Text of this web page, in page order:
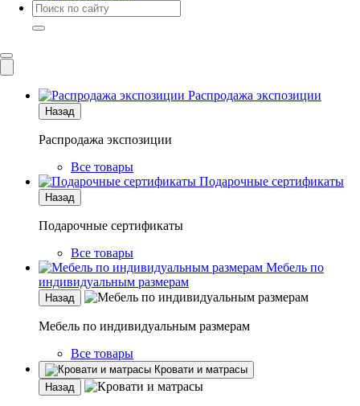
Распродажа экспозиции
Назад
Распродажа экспозиции
Все товары
Подарочные сертификаты
Назад
Подарочные сертификаты
Все товары
Мебель по
индивидуальным размерам
Назад
Мебель по индивидуальным размерам
Все товары
Кровати и матрасы
Назад